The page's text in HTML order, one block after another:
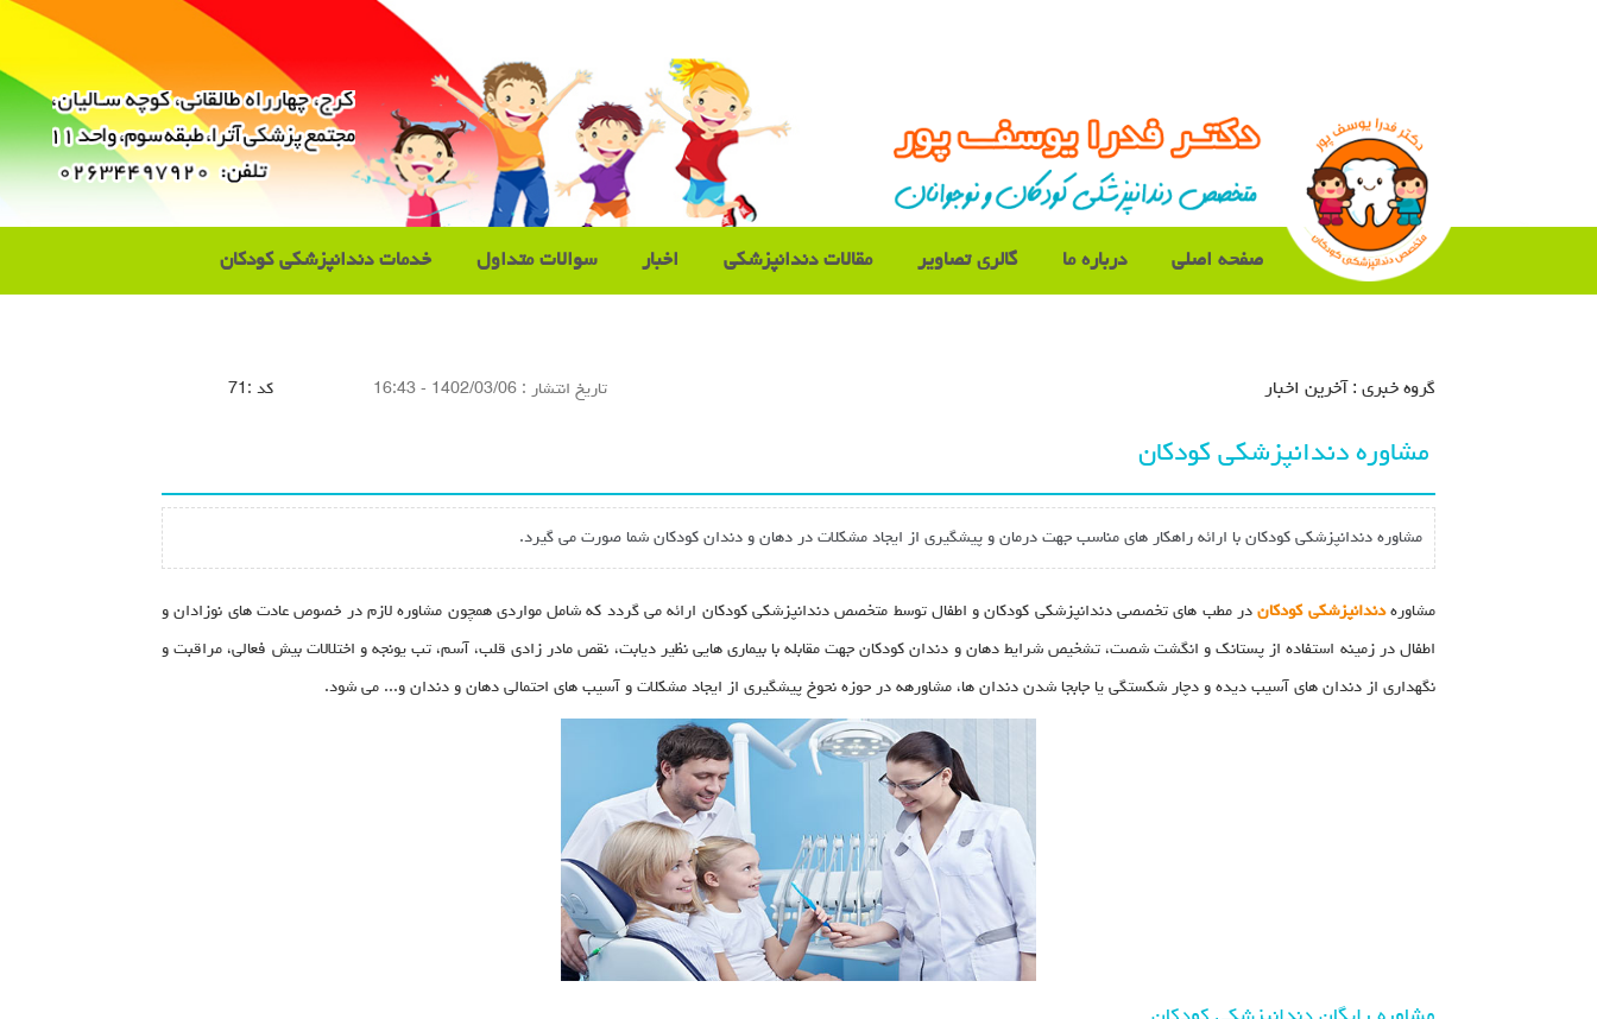
صفحه اصلی درباره ما گالری تصاویر مقالات دندانپزشکی اخبار سوالات متداول خدمات دندانپزشکی کودکان
گروه خبري : آخرین اخبار تاريخ انتشار : 1402/03/06 - 16:43 كد : 71
مشاوره دندانپزشکی کودکان
مشاوره دندانپزشکی کودکان با ارائه راهکار های مناسب جهت درمان و پیشگیری از ایجاد مشکلات در دهان و دندان کودکان شما صورت می گیرد.
مشاورهدندانپزشکی کودکاندر مطب های تخصصی دندانپزشکی کودکان و اطفال توسط متخصص دندانپزشکی کودکان ارائه می گردد که شامل مواردی همچون مشاوره لازم در خصوص عادت های نوزادان و
اطفال در زمینه استفاده از پستانک و انگشت شصت، تشخیص شرایط دهان و دندان کودکان جهت مقابله با بیماری هایی نظیر دیابت، نقص مادر زادی قلب، آسم، تب یونجه و اختلالات بیش فعالی، مراقبت و
نگهداری از دندان های آسیب دیده و دچار شکستگی یا جابجا شدن دندان ها، مشاورهه در حوزه نحوخ پیشگیری از ایجاد مشکلات و آسیب های احتمالی دهان و دندان و... می شود.